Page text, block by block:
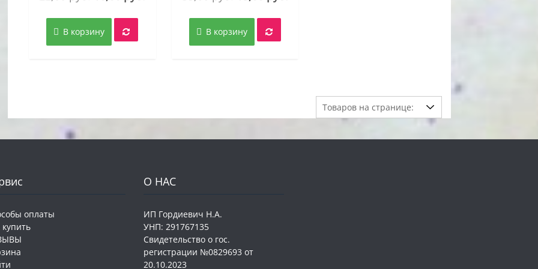
составляла
22,00 руб..
10,00 руб..
В корзину
составляла
35,00 руб..
В корзину
оплаты
купить
О НАС
ИП Гордиевич Н.А.
УНП: 291767135
Свидетельство о гос.
регистрации №0829693 от
20.10.2023